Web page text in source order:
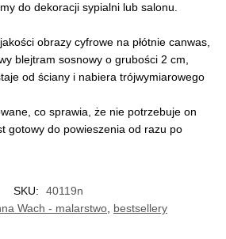
do dekoracji sypialni lub salonu.
obrazy cyfrowe na płótnie canwas,
blejtram sosnowy o grubości 2 cm,
od ściany i nabiera trójwymiarowego
co sprawia, że nie potrzebuje on
gotowy do powieszenia od razu po
SKU:
40119n
Wach - malarstwo bestsellery